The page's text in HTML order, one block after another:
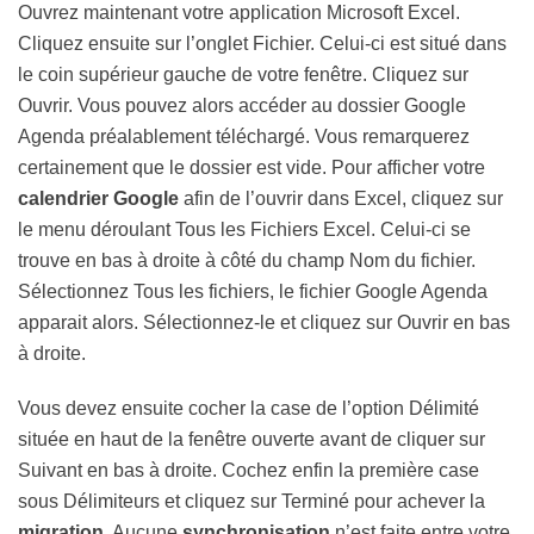
Ouvrez maintenant votre application Microsoft Excel.
Cliquez ensuite sur l’onglet Fichier. Celui-ci est situé dans
le coin supérieur gauche de votre fenêtre. Cliquez sur
Ouvrir. Vous pouvez alors accéder au dossier Google
Agenda préalablement téléchargé. Vous remarquerez
certainement que le dossier est vide. Pour afficher votre
calendrier Google afin de l’ouvrir dans Excel, cliquez sur
le menu déroulant Tous les Fichiers Excel. Celui-ci se
trouve en bas à droite à côté du champ Nom du fichier.
Sélectionnez Tous les fichiers, le fichier Google Agenda
apparait alors. Sélectionnez-le et cliquez sur Ouvrir en bas
à droite.
Vous devez ensuite cocher la case de l’option Délimité
située en haut de la fenêtre ouverte avant de cliquer sur
Suivant en bas à droite. Cochez enfin la première case
sous Délimiteurs et cliquez sur Terminé pour achever la